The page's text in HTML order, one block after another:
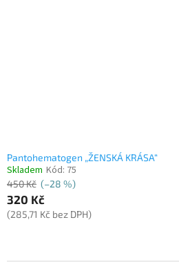
Pantohematogen „ŽENSKÁ KRÁSA“
Skladem Kód: 75
450 Kč (–28 %)
320 Kč
(285,71 Kč bez DPH)